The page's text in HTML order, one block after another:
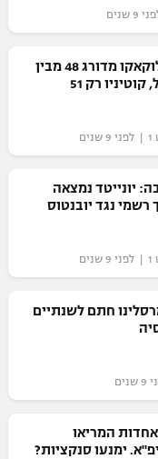
פיפ"א 18: לוקאקו מדורג 48 מבין
רק 51
יונייטד נמצאה
רשמי נגד יובנטוס
חתם לשנתיים
המריאו
ימנעו סנקציות?